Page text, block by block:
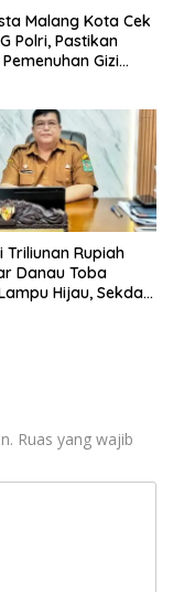
Malang Kota Cek
Polri, Pastikan
Gizi
Triliunan Rupiah
Danau Toba
Hijau, Sekda
Ruas yang wajib